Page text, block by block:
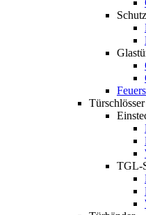
Türschlösser
TGL-